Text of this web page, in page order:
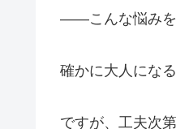
――こんな悩みを
確かに大人にな
ですが、工夫次